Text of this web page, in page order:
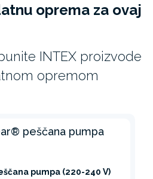
oprema za ovaj
INTEX proizvode
opremom
pumpa (220-240 V)